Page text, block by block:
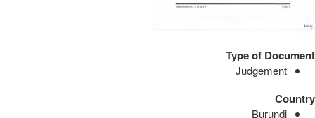
Type of Document
Judgement
Country
Burundi